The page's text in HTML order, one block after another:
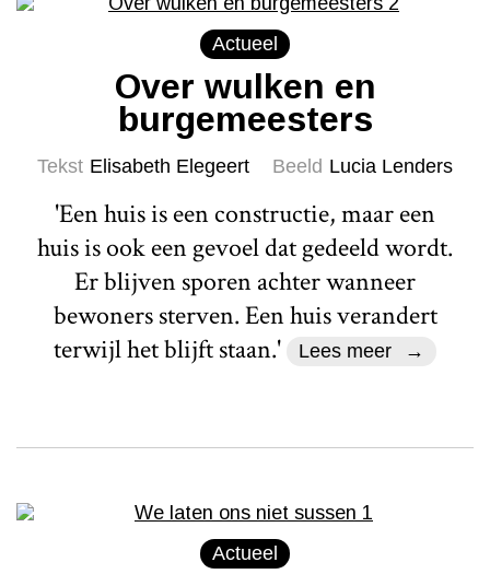
Actueel
Over wulken en
burgemeesters
Tekst Elisabeth Elegeert Beeld Lucia Lenders
'Een huis is een constructie, maar een
huis is ook een gevoel dat gedeeld wordt.
Er blijven sporen achter wanneer
bewoners sterven. Een huis verandert
terwijl het blijft staan.'
Lees meer
Actueel